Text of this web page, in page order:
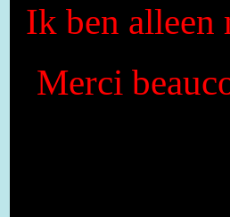
Ik ben alleen
Merci